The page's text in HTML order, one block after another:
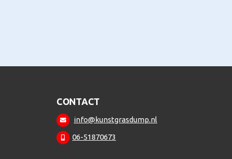
CONTACT
info@kunstgrasdump.nl
06-51870673